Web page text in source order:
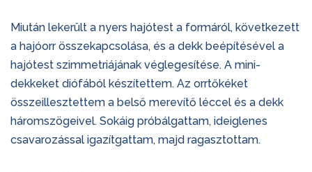
Miután lekerült a nyers hajótest a formáról, következett
a hajóorr összekapcsolása, és a dekk beépítésével a
hajótest szimmetriájának véglegesítése. A mini-
dekkeket diófából készítettem. Az orrtőkéket
összeillesztettem a belső merevítő léccel és a dekk
háromszögeivel. Sokáig próbálgattam, ideiglenes
csavarozással igazítgattam, majd ragasztottam.